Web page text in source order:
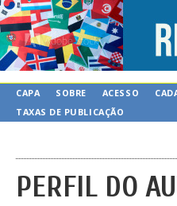
CAPA SOBRE ACESSO
TAXAS DE PUBLICAÇÃO
PERFIL DO